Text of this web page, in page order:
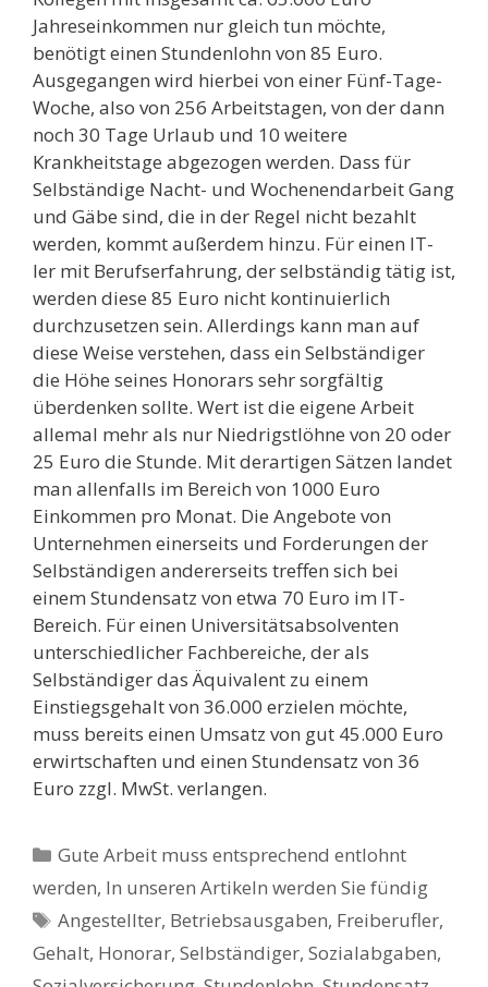
Jahreseinkommen nur gleich tun möchte,
benötigt einen Stundenlohn von 85 Euro.
Ausgegangen wird hierbei von einer Fünf-Tage-
Woche, also von 256 Arbeitstagen, von der dann
noch 30 Tage Urlaub und 10 weitere
Krankheitstage abgezogen werden. Dass für
Selbständige Nacht- und Wochenendarbeit Gang
und Gäbe sind, die in der Regel nicht bezahlt
werden, kommt außerdem hinzu. Für einen IT-
ler mit Berufserfahrung, der selbständig tätig ist,
werden diese 85 Euro nicht kontinuierlich
durchzusetzen sein. Allerdings kann man auf
diese Weise verstehen, dass ein Selbständiger
die Höhe seines Honorars sehr sorgfältig
überdenken sollte. Wert ist die eigene Arbeit
allemal mehr als nur Niedrigstlöhne von 20 oder
25 Euro die Stunde. Mit derartigen Sätzen landet
man allenfalls im Bereich von 1000 Euro
Einkommen pro Monat. Die Angebote von
Unternehmen einerseits und Forderungen der
Selbständigen andererseits treffen sich bei
einem Stundensatz von etwa 70 Euro im IT-
Bereich. Für einen Universitätsabsolventen
unterschiedlicher Fachbereiche, der als
Selbständiger das Äquivalent zu einem
Einstiegsgehalt von 36.000 erzielen möchte,
muss bereits einen Umsatz von gut 45.000 Euro
erwirtschaften und einen Stundensatz von 36
Euro zzgl. MwSt. verlangen.
Kategorien
Gute Arbeit muss entsprechend entlohnt
werden, In unseren Artikeln werden Sie fündig
Schlagwörter
Angestellter, Betriebsausgaben, Freiberufler,
Gehalt, Honorar, Selbständiger, Sozialabgaben,